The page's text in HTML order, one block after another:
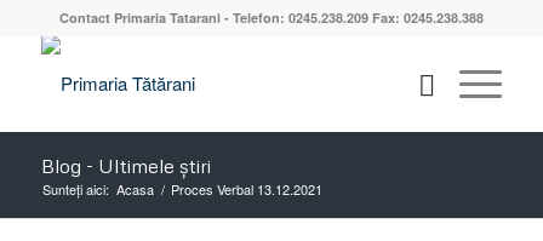
Contact Primaria Tatarani - Telefon: 0245.238.209 Fax: 0245.238.388
Blog - Ultimele știri
Sunteți aici: Acasa / Proces Verbal 13.12.2021